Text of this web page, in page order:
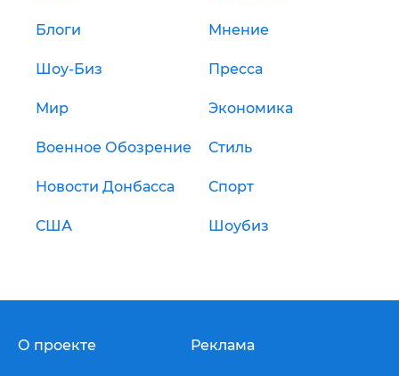
Блоги Мнение
Шоу-Биз Пресса
Мир Экономика
Военное Обозрение Стиль
Новости Донбасса Спорт
США Шоубиз
О проекте Реклама